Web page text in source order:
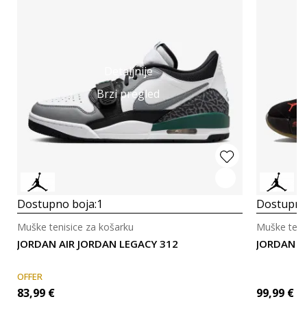
Detaljnije
Brzi pregled
Dostupno boja:1
JORDAN AIR JORDAN LEGACY 312
Muške tenisice za košarku
OFFER
83,99 €
JORDAN
Muške
99,99 €